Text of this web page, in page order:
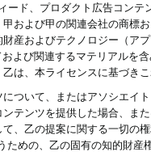
ード、プロダクト広告コン
および甲の関連会社の商
産およびテクノロジー（ア
および関連するマテリアル
は、本ライセンスに基づき
ついて、またはアソシエイ
テンツを提供した場合、ま
、乙の提案に関する一切
ための、乙の固有の知的財